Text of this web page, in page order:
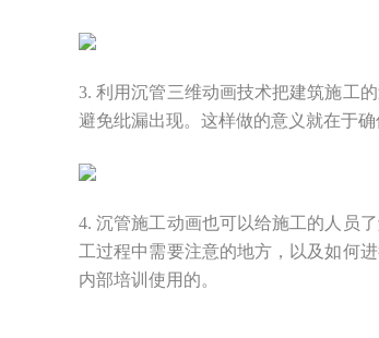
3. 利用沉管三维动画技术把建筑施工
避免纰漏出现。这样做的意义就在于
4. 沉管施工动画也可以给施工的人员
工过程中需要注意的地方，以及如何
内部培训使用的。